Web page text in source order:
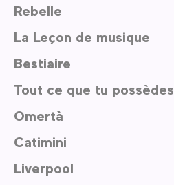
Rebelle
La Leçon de musique
Bestiaire
Tout ce que tu possèdes
Omertà
Catimini
Liverpool